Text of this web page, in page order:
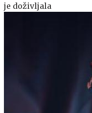
je doživljala